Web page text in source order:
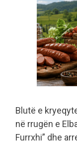
Blutë e
në rrugën e
Furrxhi” dhe